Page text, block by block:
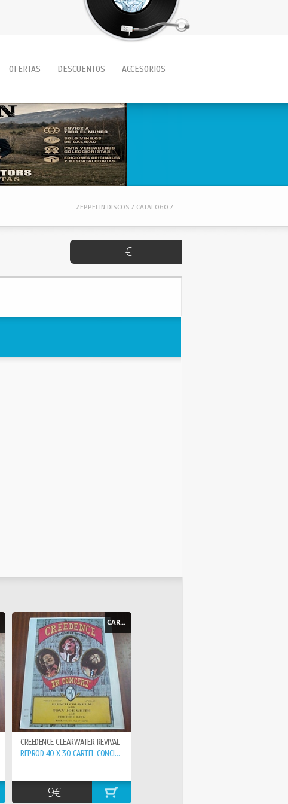
OFERTAS DESCUENTOS ACCESORIOS
ZEPPELIN DISCOS / CATALOGO /
€
CARTEL - POSTER
CREEDENCE CLEARWATER REVIVAL
REPROD 40 X 30 CARTEL CONCIERTO 15-6- ,
9€